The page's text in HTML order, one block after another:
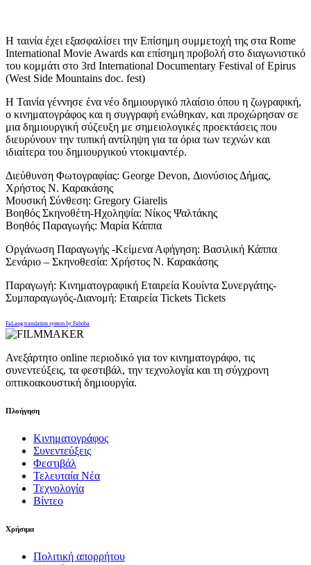
Η ταινία έχει εξασφαλίσει την Eπίσημη συμμετοχή της στα Rome
International Movie Awards και επίσημη προβολή στο διαγωνιστικό
του κομμάτι στο 3rd International Documentary Festival of Epirus
(West Side Mountains doc. fest)
Η Ταινία γέννησε ένα νέο δημιουργικό πλαίσιο όπου η ζωγραφική,
ο κινηματογράφος και η συγγραφή ενώθηκαν, και προχώρησαν σε
μια δημιουργική σύζευξη με σημειολογικές προεκτάσεις που
διευρύνουν την τυπική αντίληψη για τα όρια των τεχνών και
ιδιαίτερα του δημιουργικού ντοκιμαντέρ.
Διεύθυνση Φωτογραφίας: George Devon, Διονύσιος Δήμας,
Χρήστος Ν. Καρακάσης
Μουσική Σύνθεση: Gregory Giarelis
Βοηθός Σκηνοθέτη-Ηχοληψία: Νίκος Ψαλτάκης
Βοηθός Παραγωγής: Μαρία Κάππα
Οργάνωση Παραγωγής -Κείμενα Αφήγηση: Βασιλική Κάππα
Σενάριο – Σκηνοθεσία: Χρήστος Ν. Καρακάσης
Παραγωγή: Κινηματογραφική Εταιρεία Κουίντα Συνεργάτης-
Συμπαραγωγός-Διανομή: Εταιρεία Tickets Tickets
FaLang translation system by Faboba
Ανεξάρτητο online περιοδικό για τον κινηματογράφο, τις
συνεντεύξεις, τα φεστιβάλ, την τεχνολογία και τη σύγχρονη
οπτικοακουστική δημιουργία.
Πλοήγηση
Κινηματογράφος
Συνεντεύξεις
Φεστιβάλ
Τελευταία Νέα
Τεχνολογία
Βίντεο
Χρήσιμα
Πολιτική απορρήτου